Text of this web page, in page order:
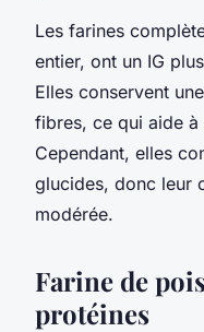
Les farines
entier, ont un IG
Elles conservent
fibres, ce qui aide
Cependant, elles
glucides, donc leur
modérée.
Farine de
protéines